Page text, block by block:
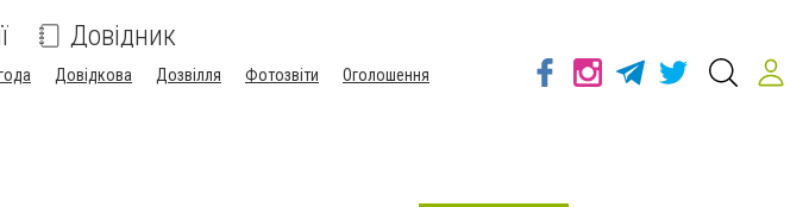
Довідник
Довідкова Дозвілля Фотозвіти
Оголошення